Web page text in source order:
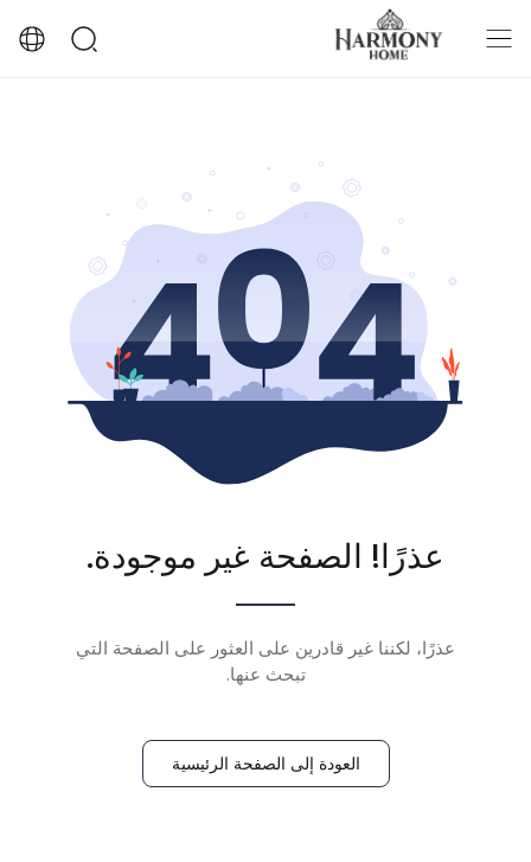
عذرًا! الصفحة غير موجودة.
عذرًا، لكننا غير قادرين على العثور على الصفحة التي
تبحث عنها.
العودة إلى الصفحة الرئيسية